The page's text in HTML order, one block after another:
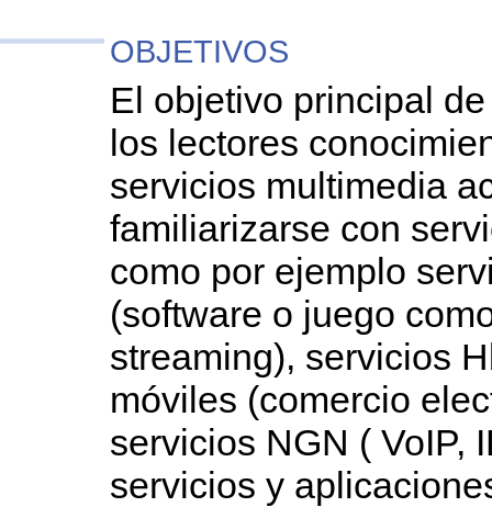
OBJETIVOS
El objetivo principal
los lectores
servicios multimedia
familiarizarse con
como por ejemplo
(software o juego
streaming), servicios
móviles (comercio
servicios NGN ( VoIP,
servicios y